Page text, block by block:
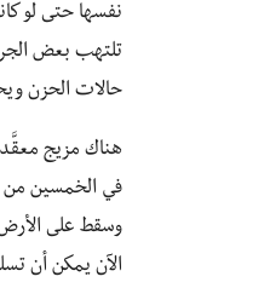
نفسها حتى لو
تلتهب بعض
حالات الحزن
هناك مزيج
في الخمسين من
وسقط على
الآن يمكن أن